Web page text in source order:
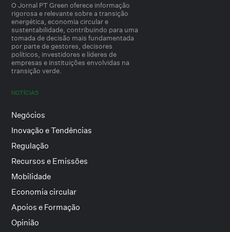
O Jornal PT Green oferece informação
rigorosa e relevante sobre a transição
energética, economia circular e
sustentabilidade, contribuindo para uma
tomada de decisão mais fundamentada
por parte de gestores, decisores
políticos, investidores e líderes de
empresas e instituições envolvidas na
transição verde.
NOTÍCIAS
Negócios
Inovação e Tendências
Regulação
Recursos e Emissões
Mobilidade
Economia circular
Apoios e Formação
Opinião